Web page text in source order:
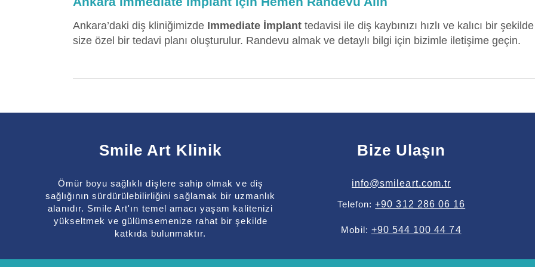
Ankara’daki diş kliniğimizde Immediate İmplant tedavisi ile diş kaybınızı hızlı ve kalıcı bir
size özel bir tedavi planı oluşturulur. Randevu almak ve detaylı bilgi için bizimle iletişime geçin.
Smile Art Klinik
Ömür boyu sağlıklı dişlere sahip olmak ve diş
sağlığının sürdürülebilirliğini sağlamak bir uzmanlık
alanıdır. Smile Art'ın temel amacı yaşam kalitenizi
yükseltmek ve gülümsemenize rahat bir şekilde
katkıda bulunmaktır.
Bize Ulaşın
info@smileart.com.tr
Telefon:+90 312 286 06 16
Mobil: +90 544 100 44 74